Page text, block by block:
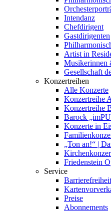
Intendanz
Chefdirigent
Gastdirigenten
Artist in
Musikerinnen
Gesellschaft
Konzertreihen
Alle Konzerte
Konzertreihe
Konzertreihe
Barock
Konzerte in
„Ton an!“ |
Friedenstein
Service
Barrierefreiheit
Preise
Abonnements